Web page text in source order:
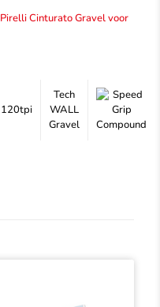
Pirelli Cinturato Gravel voor
120tpi
Tech
WALL
Gravel